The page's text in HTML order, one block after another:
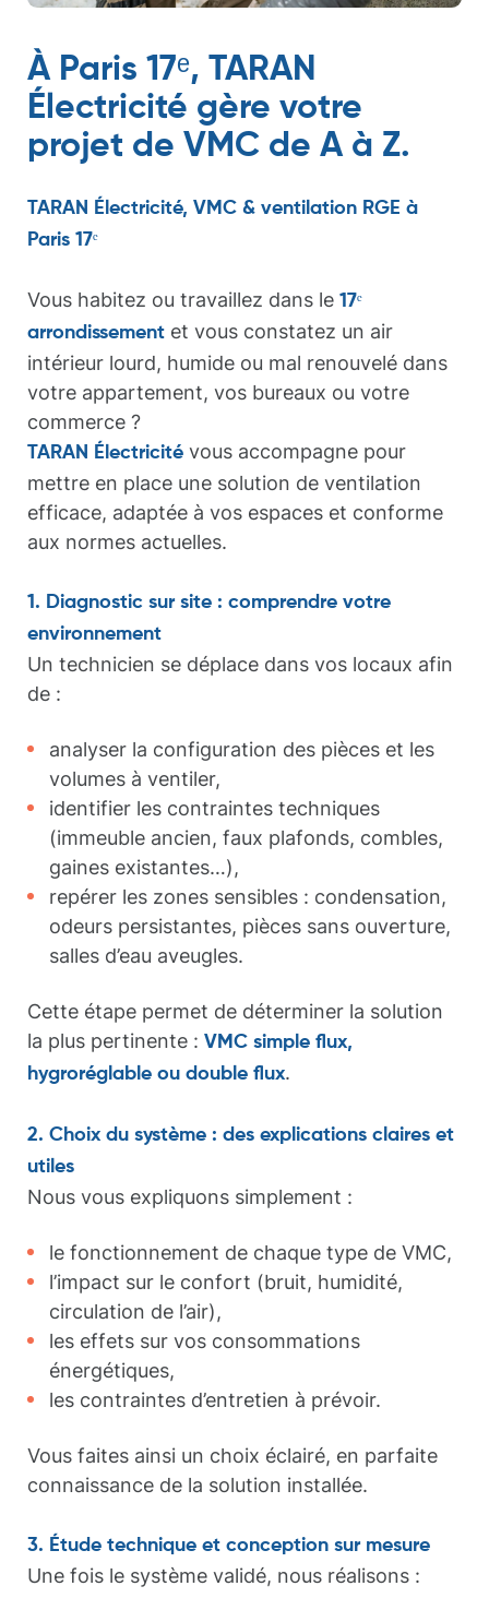
À Paris 17ᵉ, TARAN
Électricité gère votre
projet de VMC de A à Z.
TARAN Électricité, VMC & ventilation RGE à
Paris 17ᵉ
Vous habitez ou travaillez dans le 17ᵉ
arrondissement et vous constatez un air
intérieur lourd, humide ou mal renouvelé dans
votre appartement, vos bureaux ou votre
commerce ?
TARAN Électricité vous accompagne pour
mettre en place une solution de ventilation
efficace, adaptée à vos espaces et conforme
aux normes actuelles.
1. Diagnostic sur site : comprendre votre
environnement
Un technicien se déplace dans vos locaux afin
de :
analyser la configuration des pièces et les
volumes à ventiler,
identifier les contraintes techniques
(immeuble ancien, faux plafonds, combles,
gaines existantes…),
repérer les zones sensibles : condensation,
odeurs persistantes, pièces sans ouverture,
salles d’eau aveugles.
Cette étape permet de déterminer la solution
la plus pertinente : VMC simple flux,
hygroréglable ou double flux.
2. Choix du système : des explications claires et
utiles
Nous vous expliquons simplement :
le fonctionnement de chaque type de VMC,
l’impact sur le confort (bruit, humidité,
circulation de l’air),
les effets sur vos consommations
énergétiques,
les contraintes d’entretien à prévoir.
Vous faites ainsi un choix éclairé, en parfaite
connaissance de la solution installée.
3. Étude technique et conception sur mesure
Une fois le système validé, nous réalisons :